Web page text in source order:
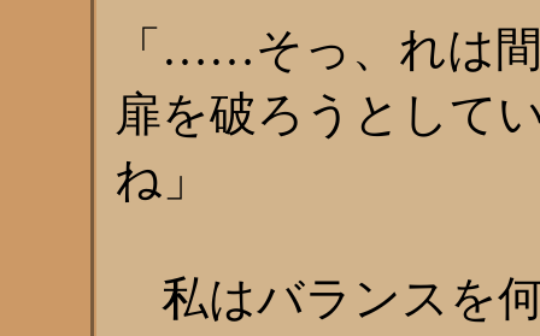
「……そっ、れは
扉を破ろうとして
ね」
私はバランスを